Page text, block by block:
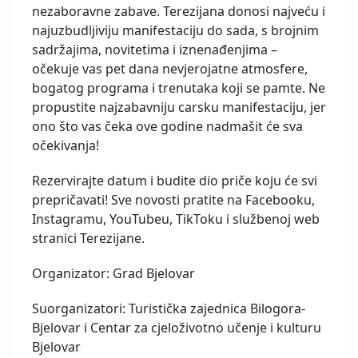
nezaboravne zabave. Terezijana donosi najveću i
najuzbudljiviju manifestaciju do sada, s brojnim
sadržajima, novitetima i iznenađenjima –
očekuje vas pet dana nevjerojatne atmosfere,
bogatog programa i trenutaka koji se pamte. Ne
propustite najzabavniju carsku manifestaciju, jer
ono što vas čeka ove godine nadmašit će sva
očekivanja!
Rezervirajte datum i budite dio priče koju će svi
prepričavati! Sve novosti pratite na Facebooku,
Instagramu, YouTubeu, TikToku i službenoj web
stranici Terezijane.
Organizator: Grad Bjelovar
Suorganizatori: Turistička zajednica Bilogora-
Bjelovar i Centar za cjeloživotno učenje i kulturu
Bjelovar